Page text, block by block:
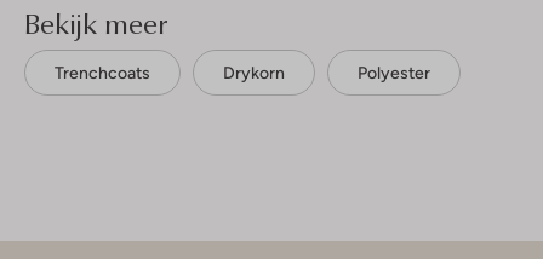
Bekijk meer
Trenchcoats Drykorn Polyester